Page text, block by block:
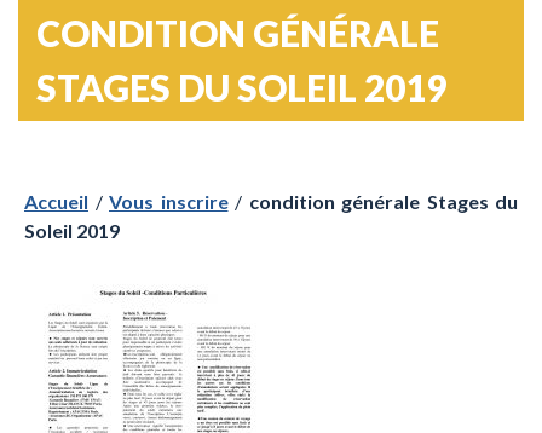
CONDITION GÉNÉRALE
STAGES DU SOLEIL 2019
Accueil / Vous inscrire/ condition générale Stages du
Soleil 2019